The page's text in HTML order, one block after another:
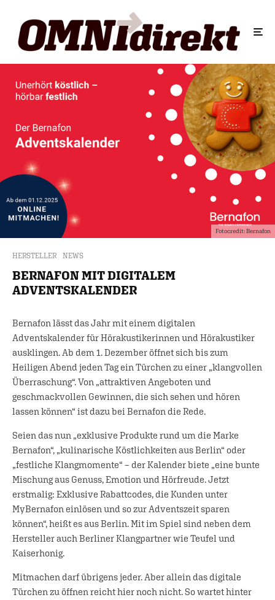
Fotocredit: Bernafon
HERSTELLER NEWS
BERNAFON MIT DIGITALEM
ADVENTSKALENDER
Bernafon lässt das Jahr mit einem digitalen
Adventskalender für Hörakustikerinnen und Hörakustiker
ausklingen. Ab dem 1. Dezember öffnet sich bis zum
Heiligen Abend jeden Tag ein Türchen zu einer „klangvollen
Überraschung“. Von „attraktiven Angeboten und
geschmackvollen Gewinnen, die sich sehen und hören
lassen können“ ist dazu bei Bernafon die Rede.
Seien das nun „exklusive Produkte rund um die Marke
Bernafon“, „kulinarische Köstlichkeiten aus Berlin“ oder
„festliche Klangmomente“ – der Kalender biete „eine bunte
Mischung aus Genuss, Emotion und Hörfreude. Jetzt
erstmalig: Exklusive Rabattcodes, die Kunden unter
MyBernafon einlösen und so zur Adventszeit sparen
können“, heißt es aus Berlin. Mit im Spiel sind neben dem
Hersteller auch Berliner Klangpartner wie Teufel und
Kaiserhonig.
Mitmachen darf übrigens jeder. Aber allein das digitale
Türchen zu öffnen reicht hier noch nicht. So wartet hinter